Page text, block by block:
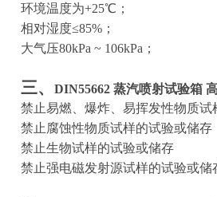
环境温度为+25℃；
相对湿度≤85%；
大气压80kPa ~ 106kPa；
三、 DIN55662 蒸汽喷射试验箱
禁止易燃、爆炸、易挥发性物质试
禁止腐蚀性物质试样的试验或储存
禁止生物试样的试验或储存
禁止强电磁发射源试样的试验或储